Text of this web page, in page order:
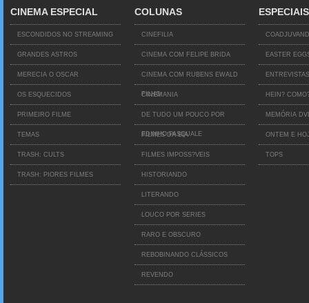
CINEMA ESPECIAL
ESCONDIDOS NO STREAMING
GRANDES ASTROS
MERECIA O OSCAR
OS ESQUECIDOS
PRIMEIRO FILME
TEMAS
TRASH: CULTS
TRASH: PIORES FILMES
COLUNAS
CINEFILIA
CINEMA COM FELIPE BRIDA
CINEMA COM RUBENS EWALD
FILHO
CINEMANIA
DE TUDO UM POUCO POR
EDINHO PASQUALE
FILMES DA BIA
FILMES IMPOSS?VEIS
HISTORIANDO
LITERANDO
LOUCO POR SERIES
RARO E OBSCURO
REBOBINANDO CLÁSSICOS
REVENDO
ESPECIAIS
EASTER
ENTREVISTAS
HEIN?
MEMÓRIA
ONTEM E
TOPS